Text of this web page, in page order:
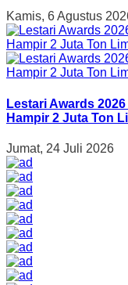
Kamis, 6 Agustus
Lestari Awards
Hampir 2 Juta Ton
Jumat, 24 Juli 2026